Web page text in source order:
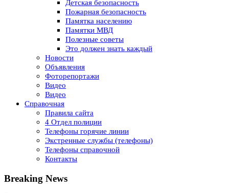
Детская безопасность
Пожарная безопасность
Памятка населению
Памятки МВД
Полезные советы
Это должен знать каждый
Новости
Объявления
Фоторепортажи
Видео
Видео
Справочная
Правила сайта
4 Отдел полиции
Телефоны горячие линии
Экстренные службы (телефоны)
Телефоны справочной
Контакты
Breaking News